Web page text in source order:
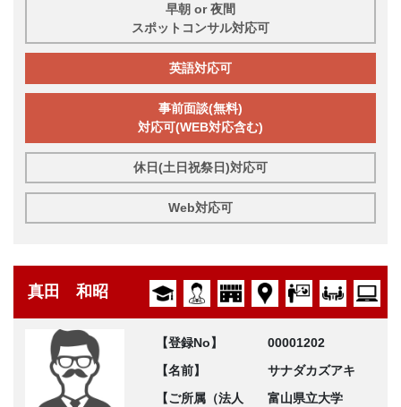
早朝 or 夜間
スポットコンサル対応可
英語対応可
事前面談(無料)
対応可(WEB対応含む)
休日(土日祝祭日)対応可
Web対応可
真田 和昭
【登録No】
00001202
【名前】
サナダカズアキ
【ご所属（法人
富山県立大学